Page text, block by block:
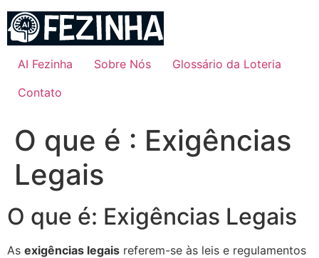
para
conteúdo
AI Fezinha Sobre Nós
Glossário da Loteria
Contato
O que é : Exigências
Legais
O que é: Exigências Legais
As exigências legais referem-se às leis e regulamentos